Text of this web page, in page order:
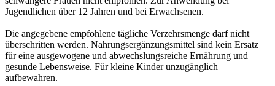
Jugendlichen über 12 Jahren und bei Erwachsenen.
Die angegebene empfohlene tägliche Verzehrsmenge darf nicht
überschritten werden. Nahrungsergänzungsmittel sind kein Ersatz
für eine ausgewogene und abwechslungsreiche Ernährung und
gesunde Lebensweise. Für kleine Kinder unzugänglich
aufbewahren.